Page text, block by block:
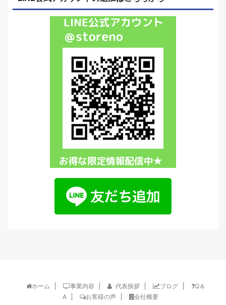
ホーム 事業内容 代表挨拶 ブログ
Q＆
A
お客様の声 会社概要